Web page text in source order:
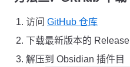
访问 GitHub 仓库
下载最新版本的 Release
解压到 Obsidian 插件目